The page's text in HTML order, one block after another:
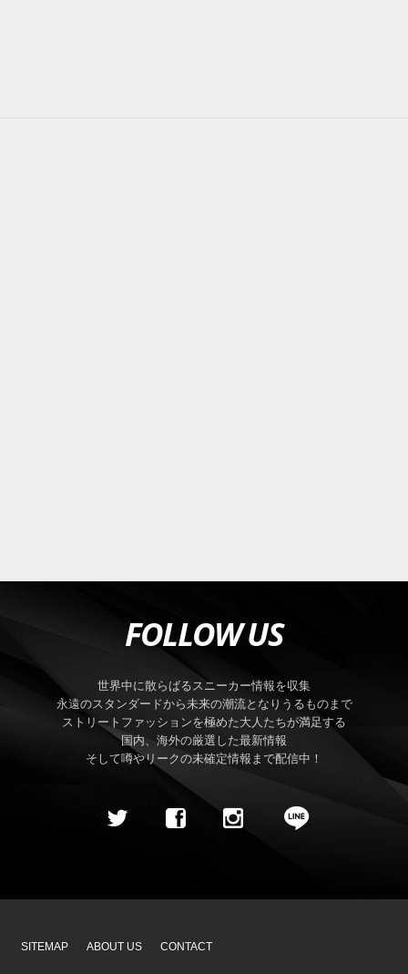
FOLLOW US
世界中に散らばるスニーカー情報を収集
永遠のスタンダードから未来の潮流となりうるものまで
ストリートファッションを極めた大人たちが満足する
国内、海外の厳選した最新情報
そして噂やリークの未確定情報まで配信中！
SITEMAP ABOUT US CONTACT